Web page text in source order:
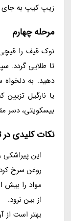
زیپ کیپ به جای
مرحله چهارم
نوک قیف را
تا طلایی گردد.
دهید. به
یا نارگیل تزیین
بیسکویتی، دسر
نکات کلیدی در
این
روغن سرخ
مواد را بیش
از بین نرود.
بهتر است از